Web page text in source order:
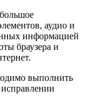
аудио и
информацией
браузера и
выполнить